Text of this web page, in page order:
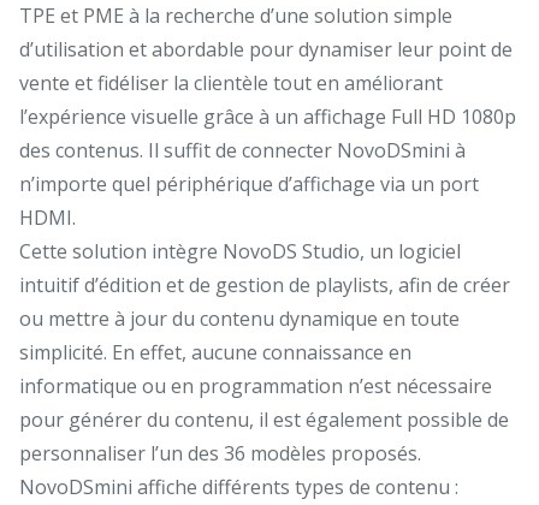
TPE et PME à la recherche d’une solution simple
d’utilisation et abordable pour dynamiser leur point de
vente et fidéliser la clientèle tout en améliorant
l’expérience visuelle grâce à un affichage Full HD 1080p
des contenus. Il suffit de connecter NovoDSmini à
n’importe quel périphérique d’affichage via un port
HDMI.
Cette solution intègre NovoDS Studio, un logiciel
intuitif d’édition et de gestion de playlists, afin de créer
ou mettre à jour du contenu dynamique en toute
simplicité. En effet, aucune connaissance en
informatique ou en programmation n’est nécessaire
pour générer du contenu, il est également possible de
personnaliser l’un des 36 modèles proposés.
NovoDSmini affiche différents types de contenu :